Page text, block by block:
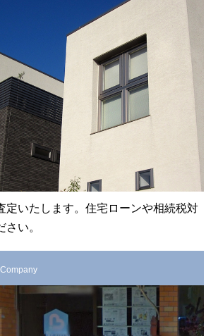
定いたします。住宅ローンや相続税対
い。
Company